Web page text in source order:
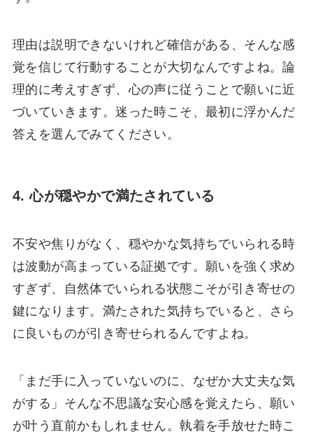
理由は説明できないけれど確信がある、そんな感
覚を信じて行動することが大切なんですよね。論
理的に考えすぎず、心の声に従うことで願いに近
づいていきます。迷った時こそ、最初に浮かんだ
答えを選んでみてください。
4. 心が穏やかで満たされている
不安や焦りがなく、穏やかな気持ちでいられる時
は波動が高まっている証拠です。願いを強く求め
すぎず、自然体でいられる状態こそが引き寄せの
鍵になります。満たされた気持ちでいると、さら
に良いものが引き寄せられるんですよね。
「まだ手に入っていないのに、なぜか大丈夫な気
がする」そんな不思議な安心感を覚えたら、願い
が叶う直前かもしれません。執着を手放せた時こ